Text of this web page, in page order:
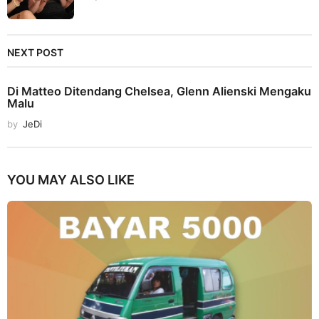
NEXT POST
Di Matteo Ditendang Chelsea, Glenn Alienski Mengaku
Malu
by JeDi
YOU MAY ALSO LIKE